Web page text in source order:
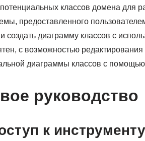
классов домена для
предоставленного
создать диаграмму классов с
с возможностью
диаграммы классов с помощью
руководство
к